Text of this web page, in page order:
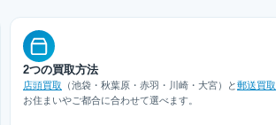
2つの買取方法
店頭買取 （池袋・秋葉原・赤羽・川崎・大宮）と郵送買取
お住まいやご都合に合わせて選べます。